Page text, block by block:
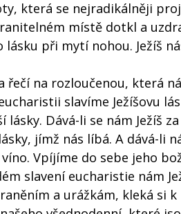
která se nejradikálněji
místě dotkl a
lásku při mytí nohou. Ježíš
řečí na rozloučenou, která
slavíme Ježíšovu
lásky. Dává-li se nám Ježíš
jímž nás líbá. A dává-li
víno. Vpíjíme do sebe jeho
slavení eucharistie nám
a urážkám, kleká si